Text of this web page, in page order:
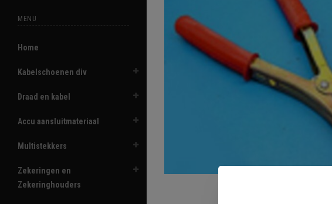
MENU
Home
Kabelschoenen div
Draad en kabel
Accu aansluitmateriaal
Multistekkers
Zekeringen en
Zekeringhouders